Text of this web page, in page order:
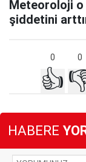
Meteoroloji o
şiddetini
0 0
👍
HABERE